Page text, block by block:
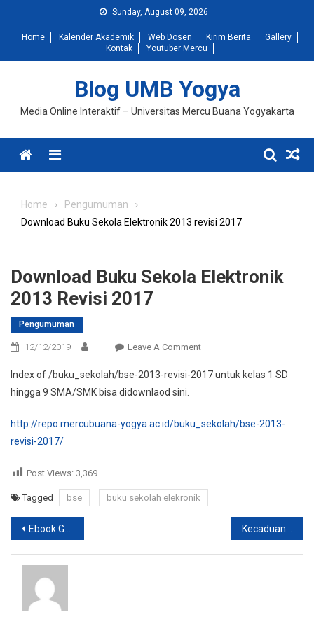
content
Sunday, August 09, 2026
Home Kalender Akademik Web Dosen Kirim Berita
Gallery
Kontak
Youtuber Mercu
Blog UMB Yogya
Media Online Interaktif – Universitas Mercu Buana Yogyakarta
Menu
Home
Pengumuman
Download Buku Sekola Elektronik 2013 revisi 2017
Download Buku Sekola Elektronik
2013 Revisi 2017
Pengumuman
12/12/2019 Leave A CommentOn
Buku
2013
Index of /buku_sekolah/bse-2013-revisi-2017 untuk kelas 1 SD
hingga 9 SMA/SMK bisa didownlaod sini.
http://repo.mercubuana-yogya.ac.id/buku_sekolah/bse-2013-
revisi-2017/
Post Views: 3,369
Tagged bse buku sekolah elekronik
Post
navigation
Ebook Gratis Jaringan Komputer